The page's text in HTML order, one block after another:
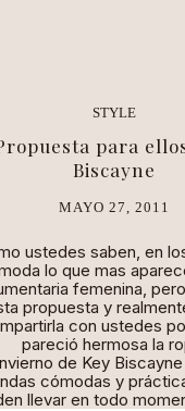
STYLE
para
Biscayne
MAYO 27, 2011
ustedes saben, en
lo que mas
femenina,
propuesta y
con ustedes
pareció hermosa la
de Key
cómodas y
llevar en todo